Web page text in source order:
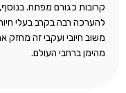
קרובות כגורם מפתח. בנוסף,
להערכה רבה בקרב בעלי
משוב חיובי ועקבי זה מחזק
מהימן ברחבי העולם.